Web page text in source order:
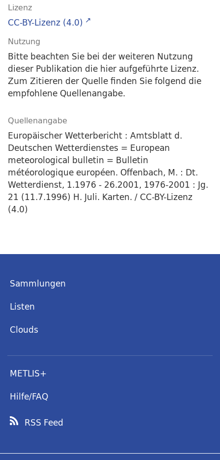
Lizenz
CC-BY-Lizenz (4.0)
Nutzung
Bitte beachten Sie bei der weiteren Nutzung
dieser Publikation die hier aufgeführte Lizenz.
Zum Zitieren der Quelle finden Sie folgend die
empfohlene Quellenangabe.
Quellenangabe
Europäischer Wetterbericht : Amtsblatt d.
Deutschen Wetterdienstes = European
meteorological bulletin = Bulletin
météorologique européen. Offenbach, M. : Dt.
Wetterdienst, 1.1976 - 26.2001, 1976-2001 : Jg.
21 (11.7.1996) H. Juli. Karten. / CC-BY-Lizenz
(4.0)
Sammlungen
Listen
Clouds
METLIS+
Hilfe/FAQ
RSS Feed